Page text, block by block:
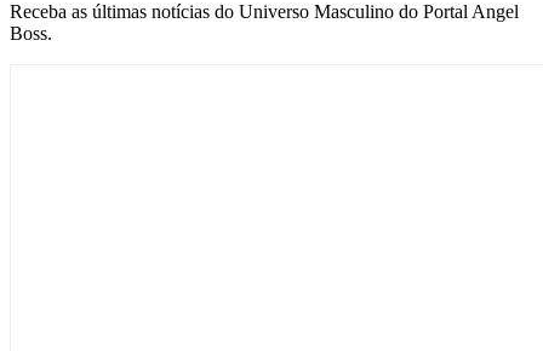
Receba as últimas notícias do Universo Masculino do Portal Angel
Boss.